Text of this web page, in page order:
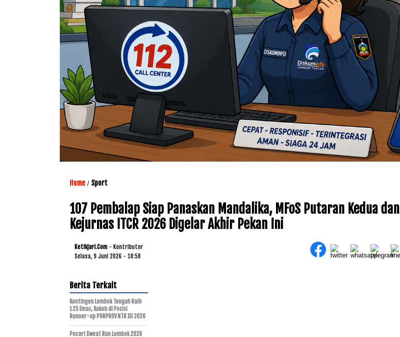
Home / Sport
107 Pembalap Siap Panaskan Mandalika, MFoS Putaran Kedua dan
Kejurnas ITCR 2026 Digelar Akhir Pekan Ini
Ketikjari.com - Kontributor
Selasa, 9 Juni 2026 - 18:58
Berita Terkait
Kontingen Lombok Tengah Raih
125 Emas, Kokoh di Posisi
Runner-up PORPROV NTB XII 2026
Pocari Sweat Run Lombok 2026